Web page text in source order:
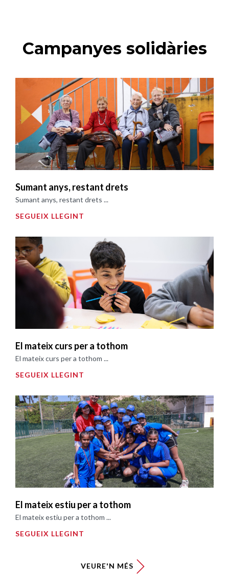
Campanyes solidàries
Sumant anys, restant drets
Sumant anys, restant drets ...
SEGUEIX LLEGINT
El mateix curs per a tothom
El mateix curs per a tothom ...
SEGUEIX LLEGINT
El mateix estiu per a tothom
El mateix estiu per a tothom ...
SEGUEIX LLEGINT
VEURE'N MÉS